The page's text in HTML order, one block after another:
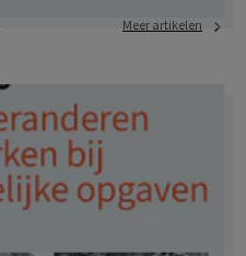
Meer artikelen